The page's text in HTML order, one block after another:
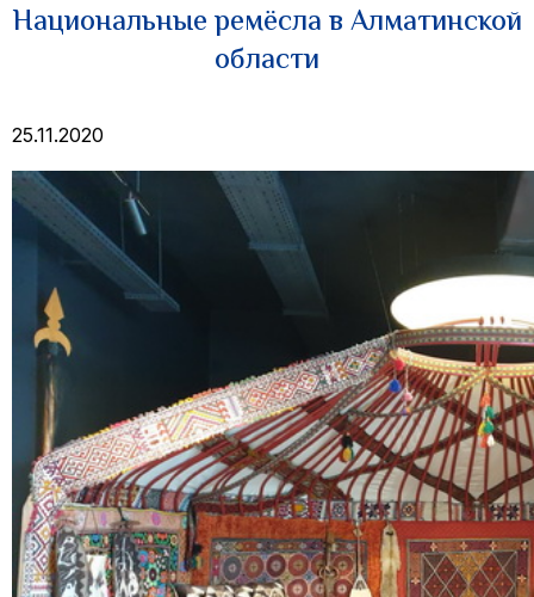
Национальные ремёсла в Алматинской
области
25.11.2020